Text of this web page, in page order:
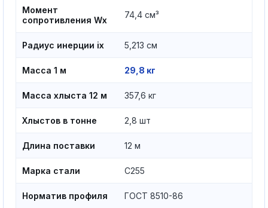
Момент
сопротивления Wx
74,4 см³
Радиус инерции ix 5,213 см
Масса 1 м 29,8 кг
Масса хлыста 12 м 357,6 кг
Хлыстов в тонне 2,8 шт
Длина поставки 12 м
Марка стали С255
Норматив профиля ГОСТ 8510-86